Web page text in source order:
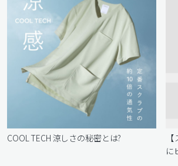
COOL TECH 涼しさの秘密とは?
に